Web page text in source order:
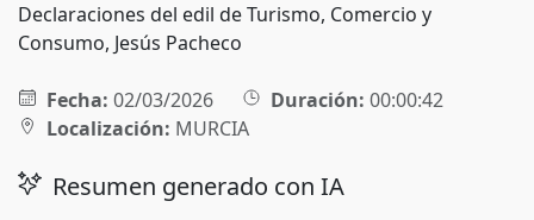
Declaraciones del edil de Turismo, Comercio y
Consumo, Jesús Pacheco
Fecha: 02/03/2026 Duración: 00:00:42
Localización: MURCIA
Resumen generado con IA